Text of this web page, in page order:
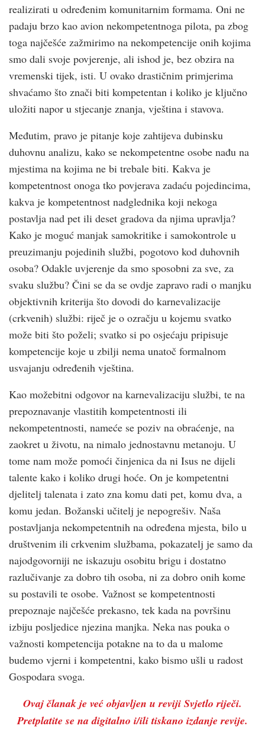
realizirati u određenim komunitarnim formama. Oni ne
padaju brzo kao avion nekompetentnoga pilota, pa zbog
toga najčešće zažmirimo na nekompetencije onih kojima
smo dali svoje povjerenje, ali ishod je, bez obzira na
vremenski tijek, isti. U ovako drastičnim primjerima
shvaćamo što znači biti kompetentan i koliko je ključno
uložiti napor u stjecanje znanja, vještina i stavova.
Međutim, pravo je pitanje koje zahtijeva dubinsku
duhovnu analizu, kako se nekompetentne osobe nađu na
mjestima na kojima ne bi trebale biti. Kakva je
kompetentnost onoga tko povjerava zadaću pojedincima,
kakva je kompetentnost nadglednika koji nekoga
postavlja nad pet ili deset gradova da njima upravlja?
Kako je moguć manjak samokritike i samokontrole u
preuzimanju pojedinih službi, pogotovo kod duhovnih
osoba? Odakle uvjerenje da smo sposobni za sve, za
svaku službu? Čini se da se ovdje zapravo radi o manjku
objektivnih kriterija što dovodi do karnevalizacije
(crkvenih) službi: riječ je o ozračju u kojemu svatko
može biti što poželi; svatko si po osjećaju pripisuje
kompetencije koje u zbilji nema unatoč formalnom
usvajanju određenih vještina.
Kao možebitni odgovor na karnevalizaciju službi, te na
prepoznavanje vlastitih kompetentnosti ili
nekompetentnosti, nameće se poziv na obraćenje, na
zaokret u životu, na nimalo jednostavnu metanoju. U
tome nam može pomoći činjenica da ni Isus ne dijeli
talente kako i koliko drugi hoće. On je kompetentni
djelitelj talenata i zato zna komu dati pet, komu dva, a
komu jedan. Božanski učitelj je nepogrešiv. Naša
postavljanja nekompetentnih na određena mjesta, bilo u
društvenim ili crkvenim službama, pokazatelj je samo da
najodgovorniji ne iskazuju osobitu brigu i dostatno
razlučivanje za dobro tih osoba, ni za dobro onih kome
su postavili te osobe. Važnost se kompetentnosti
prepoznaje najčešće prekasno, tek kada na površinu
izbiju posljedice njezina manjka. Neka nas pouka o
važnosti kompetencija potakne na to da u malome
budemo vjerni i kompetentni, kako bismo ušli u radost
Gospodara svoga.
Ovaj članak je već objavljen u reviji Svjetlo riječi.
Pretplatite se na digitalno i/ili tiskano izdanje revije.